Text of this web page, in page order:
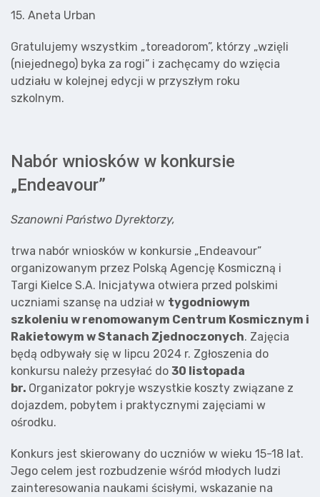
15. Aneta Urban
Gratulujemy wszystkim „toreadorom”, którzy „wzięli
(niejednego) byka za rogi” i zachęcamy do wzięcia
udziału w kolejnej edycji w przyszłym roku
szkolnym.
Nabór wniosków w konkursie
„Endeavour”
Szanowni Państwo Dyrektorzy,
trwa nabór wniosków w konkursie „Endeavour”
organizowanym przez Polską Agencję Kosmiczną i
Targi Kielce S.A. Inicjatywa otwiera przed polskimi
uczniami szansę na udział w tygodniowym
szkoleniu w renomowanym Centrum Kosmicznym i
Rakietowym w Stanach Zjednoczonych. Zajęcia
będą odbywały się w lipcu 2024 r. Zgłoszenia do
konkursu należy przesyłać do 30 listopada
br. Organizator pokryje wszystkie koszty związane z
dojazdem, pobytem i praktycznymi zajęciami w
ośrodku.
Konkurs jest skierowany do uczniów w wieku 15-18 lat.
Jego celem jest rozbudzenie wśród młodych ludzi
zainteresowania naukami ścisłymi, wskazanie na